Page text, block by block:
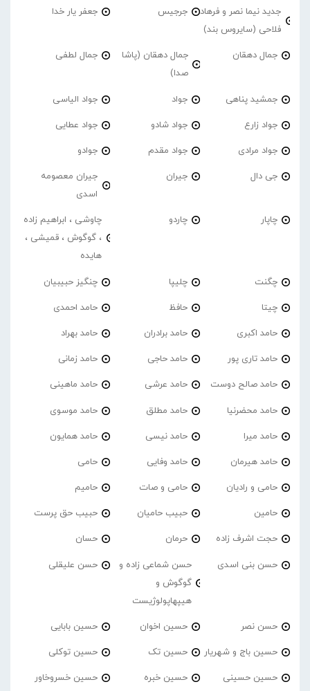
جدید نیما نصر و فرهاد
فلاحی (سایروس بند)
جرجیس جعفر یار خدا
جمال دهقان
جمال دهقان (پاشا
صدا)
جمال لطفی
جمشید پناهی جواد جواد الیاسی
جواد زارع جواد شادو جواد عطایی
جواد مرادی جواد مقدم جوادو
جی دال جیران
جیران معصومه
اسدی
چاپار چاردو
چاوشی ، ابراهیم زاده
، گوگوش ، قمیشی ،
هایده
چگنت چلیپا چنگیز حبیبیان
چیتا حافظ حامد احمدی
حامد اکبری حامد برادران حامد بهراد
حامد تاری پور حامد حاجی حامد زمانی
حامد صالح دوست حامد عرشی حامد ماهینی
حامد محضرنیا حامد مطلق حامد موسوی
حامد میرا حامد نیسی حامد همایون
حامد هیرمان حامد وفایی حامی
حامی و رادیان حامی و صات حامیم
حامین حبیب حامیان حبیب حق پرست
حجت اشرف زاده حرمان حسان
حسن بنی اسدی
حسن شماعی زاده و
گوگوش و
هیپهاپولوژیست
حسن علیقلی
حسن نصر حسین اخوان حسین بابایی
حسین باج و شهریار حسین تک حسین توکلی
حسین حسینی حسین خبره حسین خسروخاور